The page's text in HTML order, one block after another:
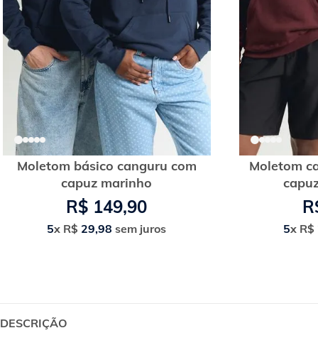
Moletom básico canguru com
capuz marinho
R$ 149,90
5x R$ 29,98 sem juros
Moletom
5x R$
DESCRIÇÃO